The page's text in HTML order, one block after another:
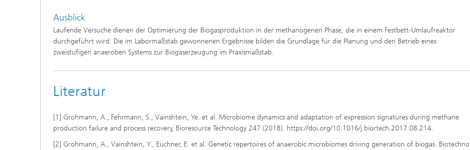
Ausblick
Laufende Versuche dienen der Optimierung der Biogasproduktion in der methanogenen Phase, die in einem Festbett-Umlaufreaktor
durchgeführt wird. Die im Labormaßstab gewonnenen Ergebnisse bilden die Grundlage für die Planung und den Betrieb eines
zweistufigen anaeroben Systems zur Biogaserzeugung im Praxismaßstab.
Literatur
[1] Grohmann, A., Fehrmann, S., Vainshtein, Ye. et al. Microbiome dynamics and adaptation of expression signatures during methane
production failure and process recovery, Bioresource Technology 247 (2018). https://doi.org/10.1016/j.biortech.2017.08.214.
[2] Grohmann, A., Vainshtein, Y., Euchner, E. et al. Genetic repertoires of anaerobic microbiomes driving generation of biogas. Biotechnol